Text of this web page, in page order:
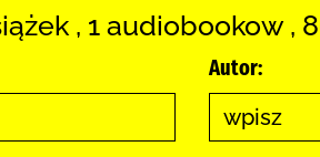
, 1 audiobookow ,
Autor: